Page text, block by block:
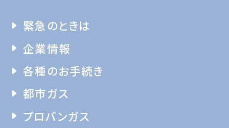
緊急のときは
企業情報
各種のお手続き
都市ガス
プロパンガス